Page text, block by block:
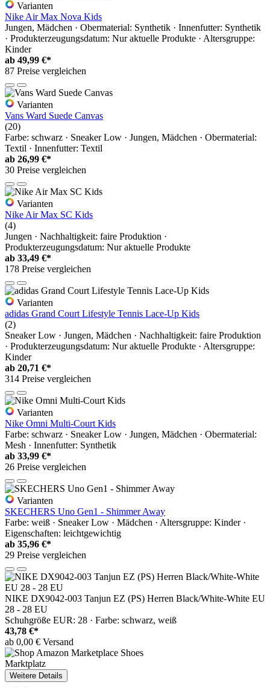
Varianten
Nike Air Max Nova Kids
Jungen, Mädchen · Obermaterial: Synthetik · Innenfutter: Synthetik
· Produkterzeugungsdatum: Nur aktuelle Produkte · Altersgruppe:
Kinder
ab 49,99 €*
87 Preise vergleichen
Varianten
Vans Ward Suede Canvas
(20)
Farbe: schwarz · Sneaker Low · Jungen, Mädchen · Obermaterial:
Textil · Innenfutter: Textil
ab 26,99 €*
30 Preise vergleichen
Varianten
Nike Air Max SC Kids
(4)
Jungen · Nachhaltigkeit: faire Produktion ·
Produkterzeugungsdatum: Nur aktuelle Produkte
ab 33,49 €*
178 Preise vergleichen
Varianten
adidas Grand Court Lifestyle Tennis Lace-Up Kids
(2)
Sneaker Low · Jungen, Mädchen · Nachhaltigkeit: faire Produktion
· Produkterzeugungsdatum: Nur aktuelle Produkte · Altersgruppe:
Kinder
ab 20,71 €*
314 Preise vergleichen
Varianten
Nike Omni Multi-Court Kids
Farbe: schwarz · Sneaker Low · Jungen, Mädchen · Obermaterial:
Mesh · Innenfutter: Synthetik
ab 33,99 €*
26 Preise vergleichen
Varianten
SKECHERS Uno Gen1 - Shimmer Away
Farbe: weiß · Sneaker Low · Mädchen · Altersgruppe: Kinder ·
Eigenschaften: leichtgewichtig
ab 35,96 €*
29 Preise vergleichen
NIKE DX9042-003 Tanjun EZ (PS) Herren Black/White-White EU
28 - 28 EU
Schuhgröße EUR: 28 · Farbe: schwarz, weiß
43,78 €*
ab 0,00 € Versand
Marktplatz
Weitere Details